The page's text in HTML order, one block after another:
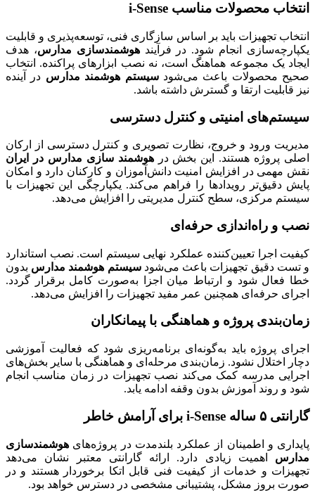
انتخاب محصولات مناسب i-Sense
انتخاب تجهیزات باید بر اساس سازگاری فنی، توسعه‌پذیری و قابلیت
یکپارچه‌سازی انجام شود. در فرآیندهوشمندسازی مدارس، هدف
ایجاد یک مجموعه هماهنگ است، نه نصب ابزارهای پراکنده. انتخاب
صحیح محصولات باعث می‌شودسیستم هوشمند مدارس در آینده
نیز قابلیت ارتقا و گسترش داشته باشد.
سیستم‌های امنیتی و کنترل دسترسی
مدیریت ورود و خروج، نظارت تصویری و کنترل دسترسی از ارکان
اصلی پروژه هستند. این بخش درهوشمند سازی مدارس در ایران
نقش مهمی در افزایش امنیت دانش‌آموزان و کارکنان دارد و امکان
پایش دقیق‌تر رویدادها را فراهم می‌کند. یکپارچگی این تجهیزات با
سیستم مرکزی، سطح کنترل مدیریتی را افزایش می‌دهد.
نصب و راه‌اندازی حرفه‌ای
کیفیت اجرا تعیین‌کننده عملکرد نهایی سیستم است. نصب استاندارد
و تست دقیق تجهیزات باعث می‌شودسیستم هوشمند مدارس بدون
خطا فعال شود و ارتباط میان اجزا به‌صورت کامل برقرار گردد.
اجرای حرفه‌ای همچنین عمر مفید تجهیزات را افزایش می‌دهد.
زمان‌بندی پروژه و هماهنگی با پیمانکاران
اجرای پروژه باید به‌گونه‌ای برنامه‌ریزی شود که فعالیت آموزشی
دچار اختلال نشود. زمان‌بندی مرحله‌ای و هماهنگی با سایر بخش‌های
اجرایی مدرسه کمک می‌کند نصب تجهیزات در زمان مناسب انجام
شود و روند آموزش بدون وقفه ادامه یابد.
گارانتی ۵ ساله i-Sense برای آرامش خاطر
پایداری و اطمینان از عملکرد بلندمدت در پروژه‌های هوشمندسازی
مدارس اهمیت زیادی دارد. ارائه گارانتی معتبر نشان می‌دهد
تجهیزات و خدمات از کیفیت فنی قابل اتکا برخوردار هستند و در
صورت بروز مشکل، پشتیبانی مشخصی در دسترس خواهد بود.